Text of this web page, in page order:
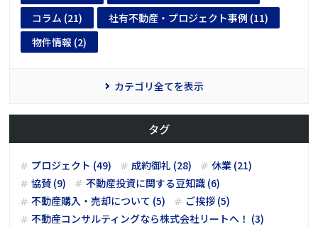
コラム (21)
社有不動産・プロジェクト事例 (11)
物件情報 (2)
カテゴリ全てを表示
タグ
プロジェクト (49) 成約御礼 (28)
休業 (21)
協賛 (9)
不動産投資に関する豆知識 (6)
不動産購入・売却について (5)
ご挨拶 (5)
不動産コンサルティングなら株式会社リートへ！ (3)